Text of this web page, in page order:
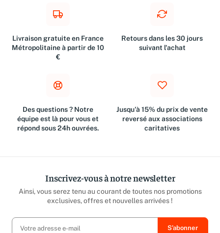
Livraison gratuite en France
Métropolitaine à partir de 10
€
Retours dans les 30 jours
suivant l'achat
Des questions ? Notre
équipe est là pour vous et
répond sous 24h ouvrées.
Jusqu'à 15% du prix de vente
reversé aux associations
caritatives
Inscrivez-vous à notre newsletter
Ainsi, vous serez tenu au courant de toutes nos promotions
exclusives, offres et nouvelles arrivées !